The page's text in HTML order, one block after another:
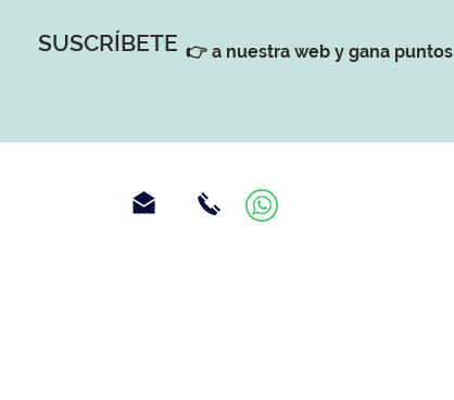
SUSCRÍBETE 👉 a nuestra web y gana puntos